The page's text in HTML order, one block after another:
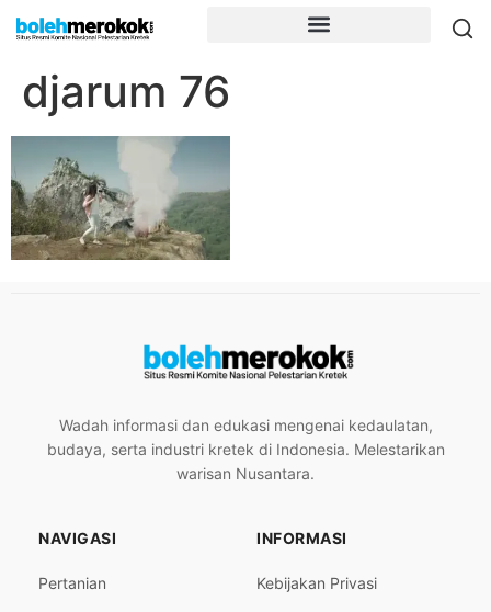
djarum 76
Wadah informasi dan edukasi mengenai kedaulatan,
budaya, serta industri kretek di Indonesia. Melestarikan
warisan Nusantara.
NAVIGASI
Pertanian
INFORMASI
Kebijakan Privasi